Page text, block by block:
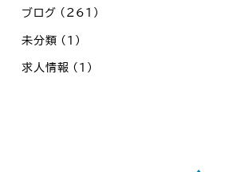
ブログ (261)
未分類 (1)
求人情報 (1)